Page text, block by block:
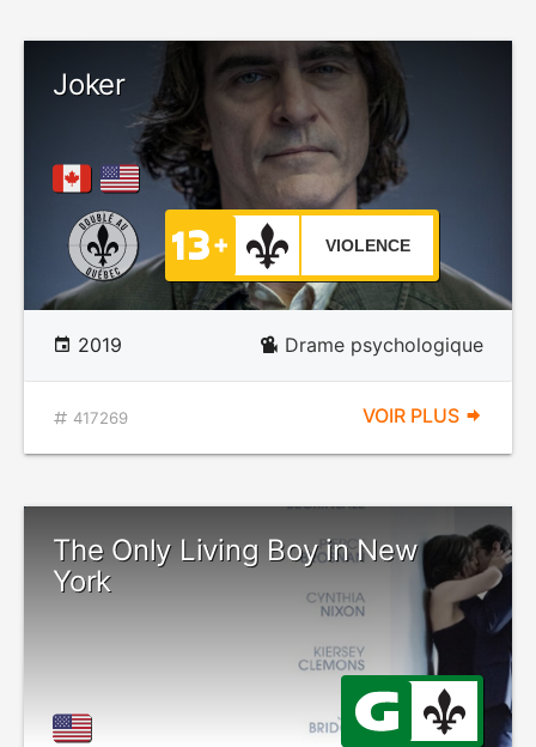
Joker
VIOLENCE
2019 Drame psychologique
417269 VOIR PLUS
The Only Living Boy in New
York